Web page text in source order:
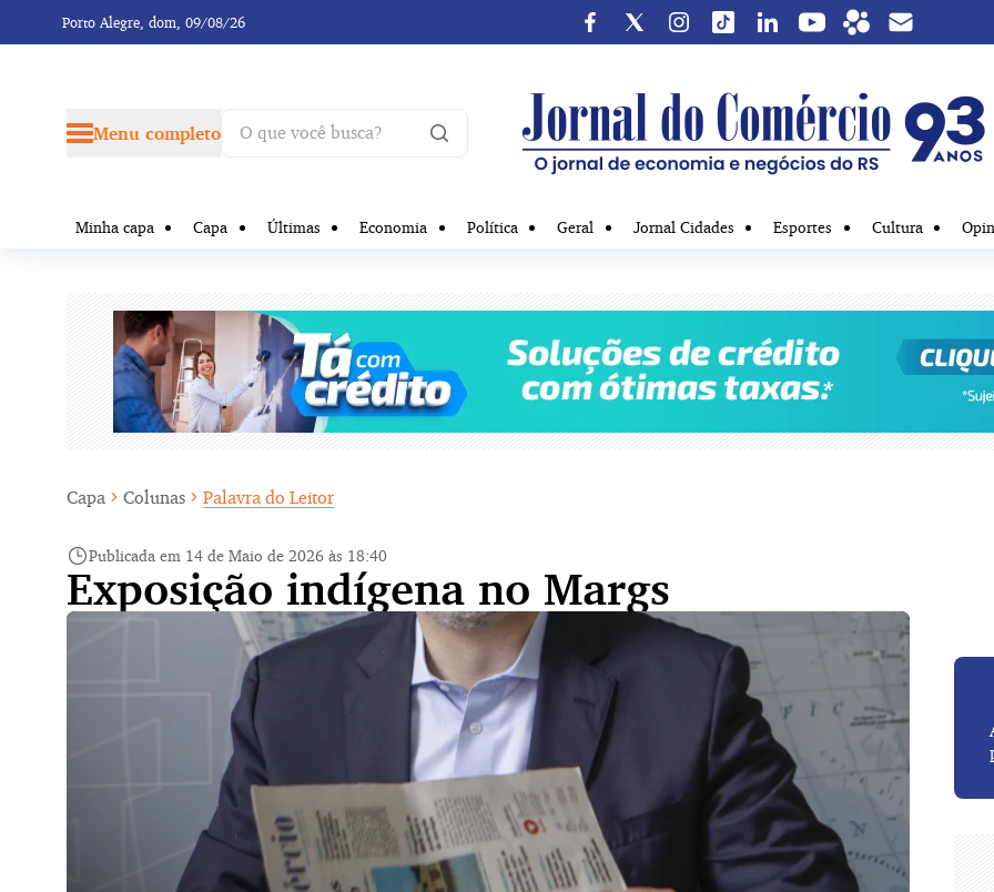
Porto Alegre, dom, 09/08/26
Menu completo
Minha capa Capa Últimas Economia Política Geral Jornal Cidades Esportes Cultura
Capa Colunas Palavra do Leitor
Publicada em 14 de Maio de 2026 às 18:40
Exposição indígena no Margs